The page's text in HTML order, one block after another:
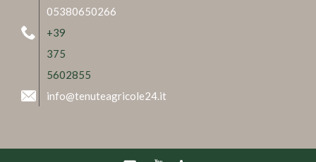
05380650266
+39
375
5602855
info@tenuteagricole24.it